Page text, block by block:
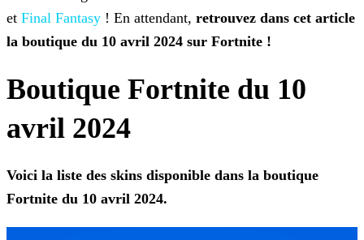
et Final Fantasy ! En attendant, retrouvez dans cet article
la boutique du 10 avril 2024 sur Fortnite !
Boutique Fortnite du 10
avril 2024
Voici la liste des skins disponible dans la boutique
Fortnite du 10 avril 2024.